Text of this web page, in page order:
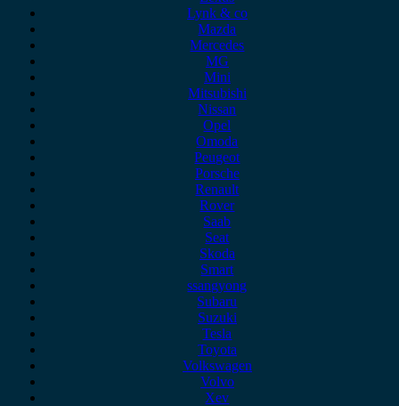
Lynk & co
Mazda
Mercedes
MG
Mini
Mitsubishi
Nissan
Opel
Omoda
Peugeot
Porsche
Renault
Rover
Saab
Seat
Skoda
Smart
ssangyong
Subaru
Suzuki
Tesla
Toyota
Volkswagen
Volvo
Xev